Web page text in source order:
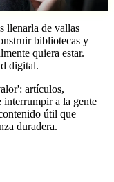
llenarla de vallas
bibliotecas y
quiera estar.
digital.
artículos,
interrumpir a la gente
útil que
duradera.